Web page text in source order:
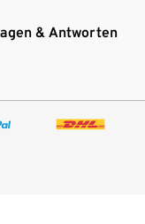
& Antworten